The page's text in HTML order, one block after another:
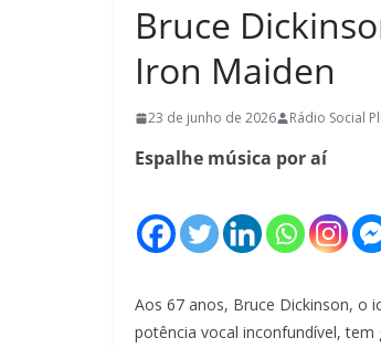
Bruce
Iron Maiden
23 de junho de 2026 Rádio Social
Espalhe música por aí
Aos 67 anos, Bruce Dickinson, o
potência vocal inconfundível,